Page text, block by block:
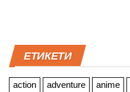
ЕТИКЕТИ
action adventure anime